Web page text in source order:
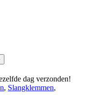
dag verzonden!
, Slangklemmen,